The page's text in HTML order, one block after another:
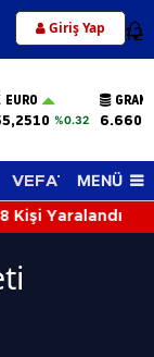
Giriş Yap 12
EURO
%0.32
VEFAT EDENLER
MENÜ
Yaralandı